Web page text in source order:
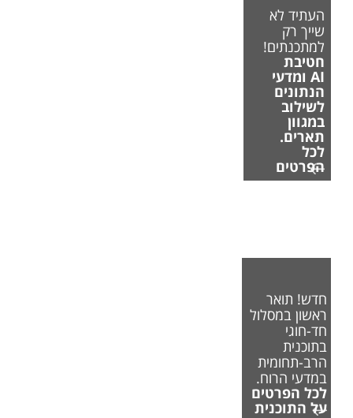
העתיד לא
שייך רק
למתכנתים!
חטיבת
AI ומדעי
הנתונים
לשילוב
במגוון
תארים.
לכל
הפרטים
חדש! תואר
ראשון במסלול
חד-חוגי
בתוכנית
הרב-תחומית
במדעי הרוח.
לכל הפרטים
על התוכנית